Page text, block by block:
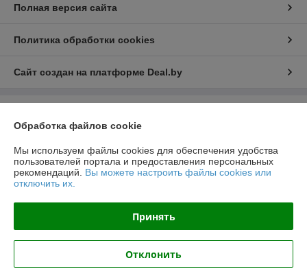
Полная версия сайта
Политика обработки cookies
Сайт создан на платформе Deal.by
"ЛедЭлектроСвет"
ул. Будславская, д. 19, офис 209
Регистрационный номер ЕГР: 192989120
УНП: 192989120
Регистрационный орган: Минский Горисполком
Дата регистрации компании: 27.10.2017
Ссылка на свидетельство/лицензию
Обработка файлов cookie
Мы используем файлы cookies для обеспечения удобства
пользователей портала и предоставления персональных
рекомендаций. Вы можете настроить файлы cookies или
отключить их.
Принять
Отклонить